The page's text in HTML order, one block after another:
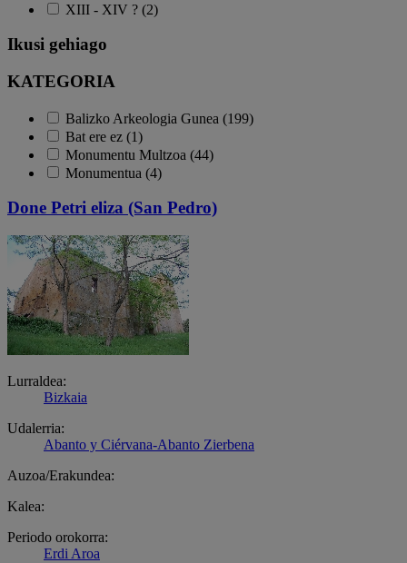
XIII - XIV ? (2)
Ikusi gehiago
KATEGORIA
Balizko Arkeologia Gunea (199)
Bat ere ez (1)
Monumentu Multzoa (44)
Monumentua (4)
Done Petri eliza (San Pedro)
Lurraldea:
Bizkaia
Udalerria:
Abanto y Ciérvana-Abanto Zierbena
Auzoa/Erakundea:
Kalea:
Periodo orokorra:
Erdi Aroa